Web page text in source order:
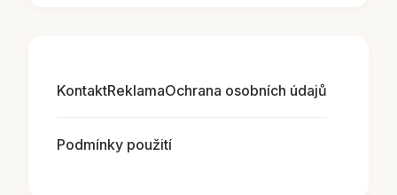
KontaktReklamaOchrana osobních údajů
Podmínky použití